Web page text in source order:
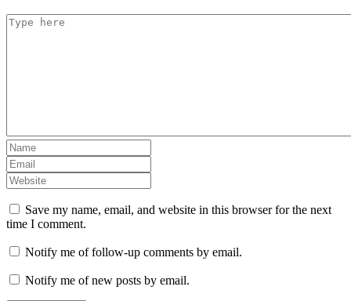
Save my name, email, and website in this browser for the next
time I comment.
Notify me of follow-up comments by email.
Notify me of new posts by email.